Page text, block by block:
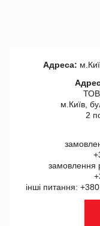
Адреса:
ТОВ
м.Київ,
2
замовлення
інші питання: